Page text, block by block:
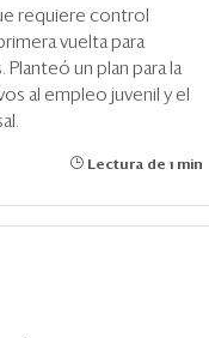
requiere control
vuelta para
un plan para la
al empleo juvenil y el
Lectura de 1 min